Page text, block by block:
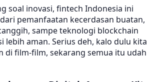
soal inovasi, fintech Indonesia ini
pemanfaatan kecerdasan buatan,
sampe teknologi blockchain
lebih aman. Serius deh, kalo dulu kita
di film-film, sekarang semua itu udah